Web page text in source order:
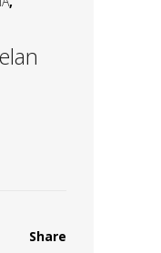
Share